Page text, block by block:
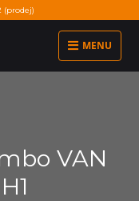
(prodej)
MENU
VAN